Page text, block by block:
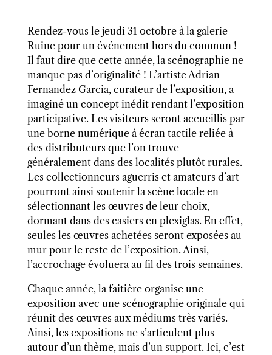
Rendez-vous le jeudi 31 octobre à la galerie
Ruine pour un événement hors du commun !
Il faut dire que cette année, la scénographie ne
manque pas d’originalité ! L’artiste Adrian
Fernandez Garcia, curateur de l’exposition, a
imaginé un concept inédit rendant l’exposition
participative. Les visiteurs seront accueillis par
une borne numérique à écran tactile reliée à
des distributeurs que l’on trouve
généralement dans des localités plutôt rurales.
Les collectionneurs aguerris et amateurs d’art
pourront ainsi soutenir la scène locale en
sélectionnant les œuvres de leur choix,
dormant dans des casiers en plexiglas. En effet,
seules les œuvres achetées seront exposées au
mur pour le reste de l’exposition. Ainsi,
l’accrochage évoluera au fil des trois semaines.
Chaque année, la faitière organise une
exposition avec une scénographie originale qui
réunit des œuvres aux médiums très variés.
Ainsi, les expositions ne s’articulent plus
autour d’un thème, mais d’un support. Ici, c’est